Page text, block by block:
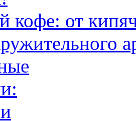
кофе: от